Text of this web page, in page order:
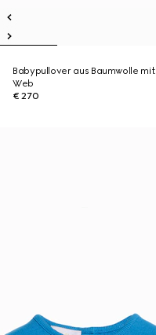
Babypullover aus Baumwolle mit
Web
€ 270